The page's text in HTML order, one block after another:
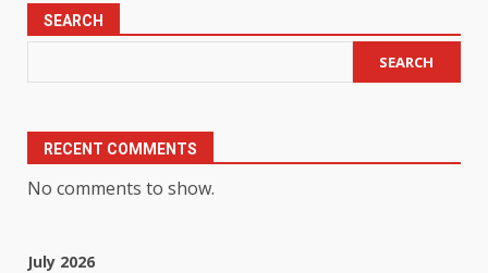
SEARCH
SEARCH
RECENT COMMENTS
No comments to show.
July 2026